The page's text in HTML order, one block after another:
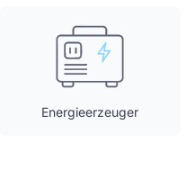
Energieerzeuger